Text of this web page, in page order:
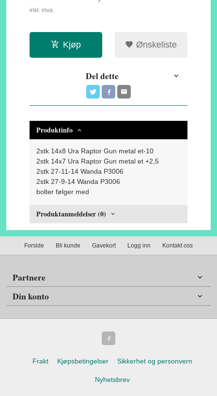
inkl. mva.
Kjøp Ønskeliste
Del dette
Produktinfo
2stk 14x8 Ura Raptor Gun metal et-10
2stk 14x7 Ura Raptor Gun metal et +2,5
2stk 27-11-14 Wanda P3006
2stk 27-9-14 Wanda P3006
bolter følger med
Produktanmeldelser (0)
Forside Bli kunde Gavekort Logg inn Kontakt oss
Partnere
Din konto
Frakt Kjøpsbetingelser Sikkerhet og personvern
Nyhetsbrev